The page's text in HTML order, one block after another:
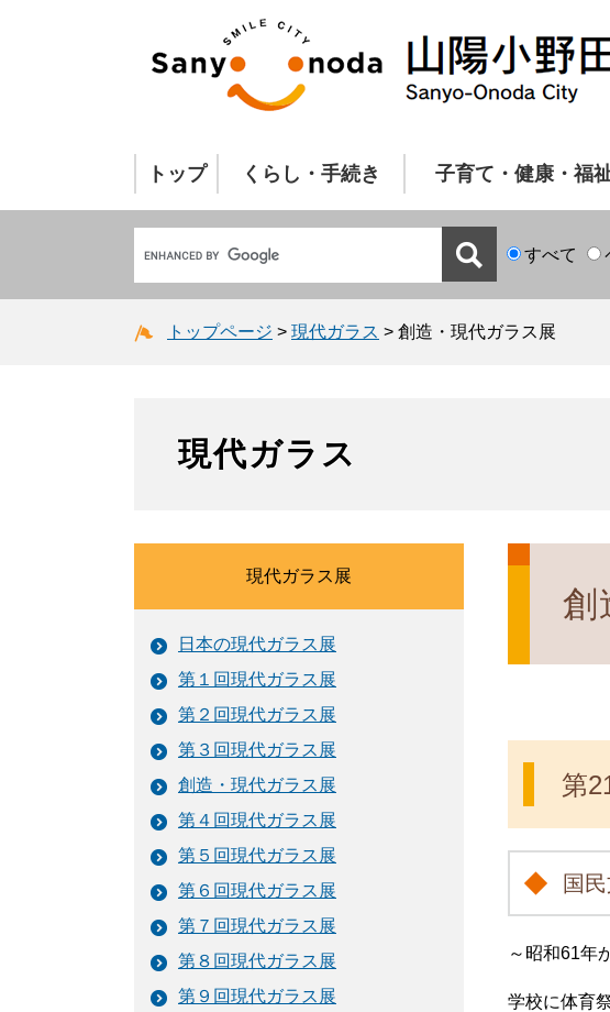
トップ くらし・手続き 子育て・健康・福
すべて
トップページ > 現代ガラス > 創造・現代ガラス展
現代ガラス
創
第
国
～昭和61年
学校に体育
現代ガラス展
日本の現代ガラス展
第１回現代ガラス展
第２回現代ガラス展
第３回現代ガラス展
創造・現代ガラス展
第４回現代ガラス展
第５回現代ガラス展
第６回現代ガラス展
第７回現代ガラス展
第８回現代ガラス展
第９回現代ガラス展